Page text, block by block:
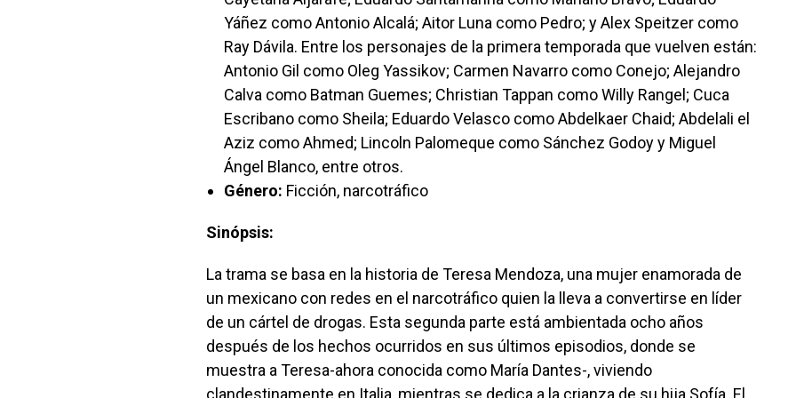
Yáñez como Antonio Alcalá; Aitor Luna como Pedro; y Alex Speitzer como
Ray Dávila. Entre los personajes de la primera temporada que vuelven están:
Antonio Gil como Oleg Yassikov; Carmen Navarro como Conejo; Alejandro
Calva como Batman Guemes; Christian Tappan como Willy Rangel; Cuca
Escribano como Sheila; Eduardo Velasco como Abdelkaer Chaid; Abdelali el
Aziz como Ahmed; Lincoln Palomeque como Sánchez Godoy y Miguel
Ángel Blanco, entre otros.
Género: Ficción, narcotráfico
Sinópsis:
La trama se basa en la historia de Teresa Mendoza, una mujer enamorada de
un mexicano con redes en el narcotráfico quien la lleva a convertirse en líder
de un cártel de drogas. Esta segunda parte está ambientada ocho años
después de los hechos ocurridos en sus últimos episodios, donde se
muestra a Teresa-ahora conocida como María Dantes-, viviendo
clandestinamente en Italia, mientras se dedica a la crianza de su hija Sofía. El